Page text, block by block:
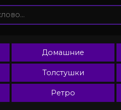
Домашние
Толстушки
Ретро